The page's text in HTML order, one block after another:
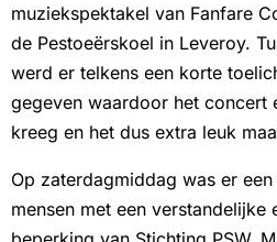
muziekspektakel van Fanfare
de Pestoeërskoel in Leveroy.
werd er telkens een korte
gegeven waardoor het concert
kreeg en het dus extra leuk
Op zaterdagmiddag was er
mensen met een verstandelijke